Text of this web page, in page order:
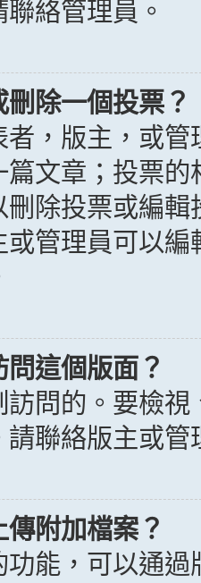
絡管理員。
除一個投票？
者，版主，或
篇文章；投票
刪除投票或編
或管理員可以
這個版面？
訪問的。要檢
請聯絡版主或管
附加檔案？
功能，可以通